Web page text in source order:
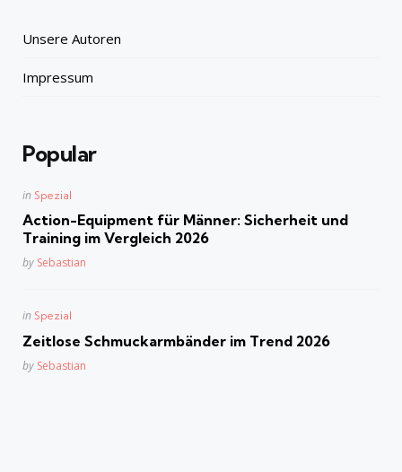
Unsere Autoren
Impressum
Popular
Posted
in Spezial
Action-Equipment für Männer: Sicherheit und
Training im Vergleich 2026
Posted
by Sebastian
Posted
in Spezial
Zeitlose Schmuckarmbänder im Trend 2026
Posted
by Sebastian